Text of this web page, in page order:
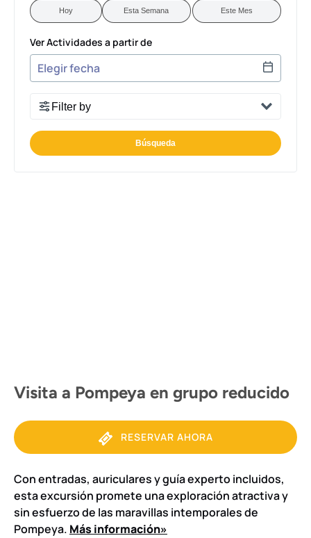
Ver Actividades a partir de
Use arrow keys to navigate dates when calendar is
Date format: MM/DD/YYYY
Filter by
Visita a Pompeya en grupo reducido
RESERVAR AHORA
Con entradas, auriculares y guía experto incluidos,
esta excursión promete una exploración atractiva y
sin esfuerzo de las maravillas intemporales de
Pompeya. Más información»